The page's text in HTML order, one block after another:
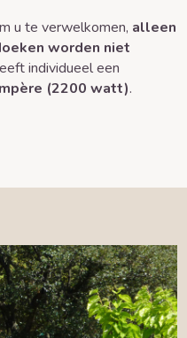
u te verwelkomen, alleen
worden niet
individueel een
(2200 watt).